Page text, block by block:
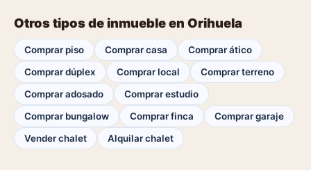
Otros tipos de inmueble en Orihuela
Comprar piso Comprar casa
Comprar ático
Comprar dúplex
Comprar local
Comprar terreno
Comprar adosado
Comprar estudio
Comprar bungalow
Comprar finca
Comprar garaje
Vender chalet
Alquilar chalet